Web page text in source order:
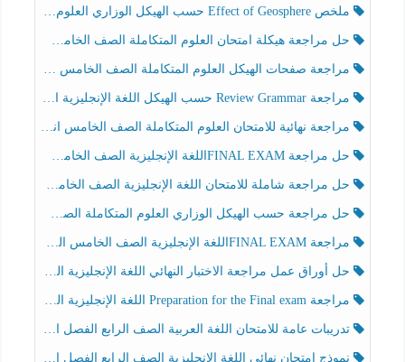
ملخص Effect of Geosphere حسب الهيكل الوزاري العلوم المتكاملة الصف الخامس انسبير الفصل الثالث
حل مراجعة هيكلة امتحان العلوم المتكاملة الصف الخامس عام الفصل الثالث
مراجعة صفحات الهيكل العلوم المتكاملة الصف الخامس انسبير الفصل الثالث
مراجعة Review Grammar حسب الهيكل اللغة الإنجليزية الصف الخامس الفصل الثالث
مراجعة نهائية للامتحان العلوم المتكاملة الصف الخامس انسبير الفصل الثالث
حل مراجعة FINAL EXAMاللغة الإنجليزية الصف الخامس الفصل الثالث
حل مراجعة شاملة للامتحان اللغة الإنجليزية الصف الخامس الفصل الثالث
حل مراجعة حسب الهيكل الوزاري العلوم المتكاملة الصف الخامس عام الفصل الثالث
مراجعة FINAL EXAMاللغة الإنجليزية الصف الخامس الفصل الثالث
حل أوراق عمل مراجعة الاختبار النهائي اللغة الإنجليزية الصف الرابع الفصل الثالث
مراجعة Preparation for the Final exam اللغة الإنجليزية الصف الرابع الفصل الثالث
تدريبات عامة للامتحان اللغة العربية الصف الرابع الفصل الثالث
نموذج امتحان نهائي اللغة الإنجليزية الصف الرابع الفصل الثالث